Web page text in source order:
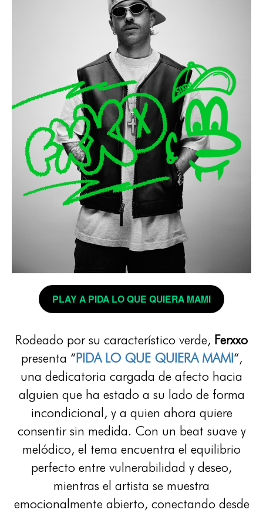
PLAY A PIDA LO QUE QUIERA MAMI
Rodeado por su característico verde, Ferxxo
presenta “PIDA LO QUE QUIERA MAMI“,
una dedicatoria cargada de afecto hacia
alguien que ha estado a su lado de forma
incondicional, y a quien ahora quiere
consentir sin medida. Con un beat suave y
melódico, el tema encuentra el equilibrio
perfecto entre vulnerabilidad y deseo,
mientras el artista se muestra
emocionalmente abierto, conectando desde